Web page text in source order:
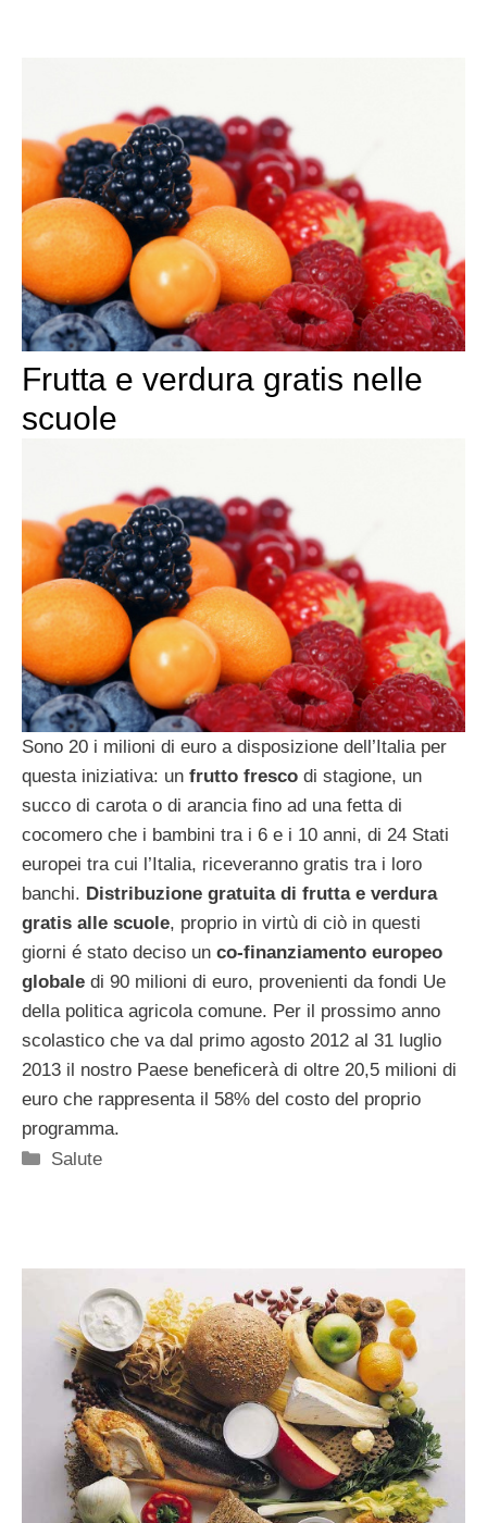
Frutta e verdura gratis nelle
scuole
Sono 20 i milioni di euro a disposizione dell’Italia per
questa iniziativa: un frutto fresco di stagione, un
succo di carota o di arancia fino ad una fetta di
cocomero che i bambini tra i 6 e i 10 anni, di 24 Stati
europei tra cui l’Italia, riceveranno gratis tra i loro
banchi. Distribuzione gratuita di frutta e verdura
gratis alle scuole, proprio in virtù di ciò in questi
giorni é stato deciso un co-finanziamento europeo
globale di 90 milioni di euro, provenienti da fondi Ue
della politica agricola comune. Per il prossimo anno
scolastico che va dal primo agosto 2012 al 31 luglio
2013 il nostro Paese beneficerà di oltre 20,5 milioni di
euro che rappresenta il 58% del costo del proprio
programma.
Categorie
Salute